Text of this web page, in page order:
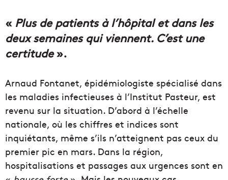
« Plus de patients à l’hôpital et dans les
deux semaines qui viennent. C’est une
certitude».
Arnaud Fontanet, épidémiologiste spécialisé dans
les maladies infectieuses à l’Institut Pasteur, est
revenu sur la situation. D’abord à l’échelle
nationale, où les chiffres et indices sont
inquiétants, même s’ils n’atteignent pas ceux du
premier pic en mars. Dans la région,
hospitalisations et passages aux urgences sont en